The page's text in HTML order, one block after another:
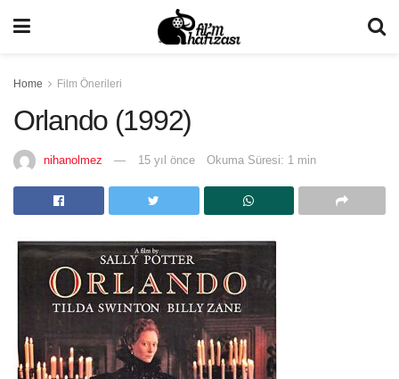
Home Film Önerileri
Orlando (1992)
nihanolmez 15 yıl önce Okuma Süresi: 1 min